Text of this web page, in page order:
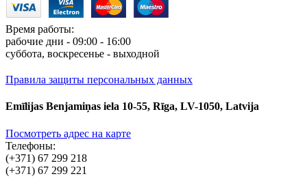
Время работы:
рабочие дни - 09:00 - 16:00
суббота, воскресенье - выходной
Правила защиты персональных данных
Emīlijas Benjamiņas iela 10-55, Rīga, LV-1050, Latvija
Посмотреть адрес на карте
Телефоны:
(+371) 67 299 218
(+371) 67 299 221